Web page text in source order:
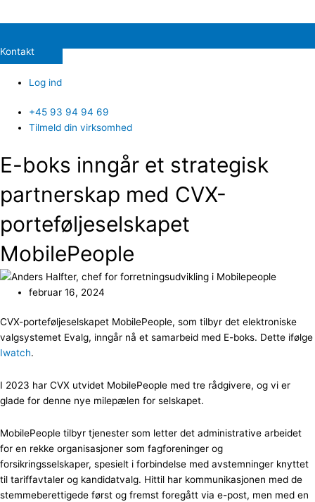
Kontakt
Log ind
+45 93 94 94 69
Tilmeld din virksomhed
E-boks inngår et strategisk
partnerskap med CVX-
porteføljeselskapet
MobilePeople
februar 16, 2024
CVX-porteføljeselskapet MobilePeople, som tilbyr det elektroniske
valgsystemet Evalg, inngår nå et samarbeid med E-boks. Dette ifølge
Iwatch.
I 2023 har CVX utvidet MobilePeople med tre rådgivere, og vi er
glade for denne nye milepælen for selskapet.
MobilePeople tilbyr tjenester som letter det administrative arbeidet
for en rekke organisasjoner som fagforeninger og
forsikringsselskaper, spesielt i forbindelse med avstemninger knyttet
til tariffavtaler og kandidatvalg. Hittil har kommunikasjonen med de
stemmeberettigede først og fremst foregått via e-post, men med en